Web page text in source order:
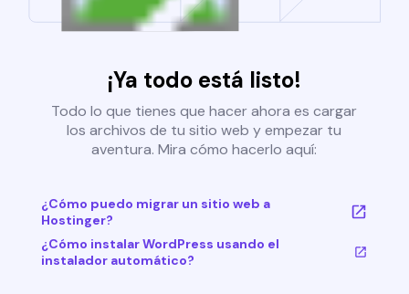
¡Ya todo está listo!
Todo lo que tienes que hacer ahora es cargar
los archivos de tu sitio web y empezar tu
aventura. Mira cómo hacerlo aquí:
¿Cómo puedo migrar un sitio web a
Hostinger?
¿Cómo instalar WordPress usando el
instalador automático?